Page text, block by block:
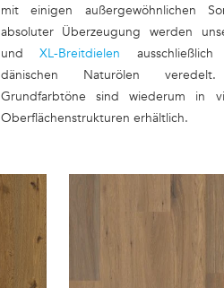
mit einigen außergewöhnlichen
absoluter Überzeugung werden
undXL-Breitdielen
dänischen Naturölen
Grundfarbtöne sind wiederum in
Oberflächenstrukturen erhältlich.